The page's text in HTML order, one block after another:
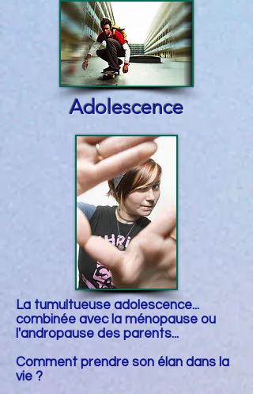
Adolescence
La tumultueuse adolescence...
combinée avec la ménopause ou
l'andropause des parents...
Comment prendre son élan dans la
vie ?